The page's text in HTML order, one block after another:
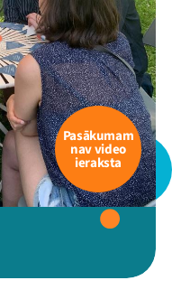
Pasākumam
nav video
ieraksta